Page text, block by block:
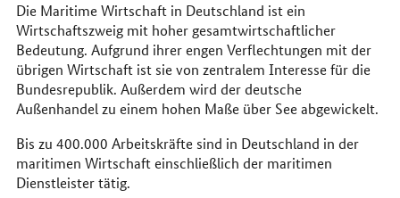
Die Maritime Wirtschaft in Deutschland ist ein
Wirtschaftszweig mit hoher gesamtwirtschaftlicher
Bedeutung. Aufgrund ihrer engen Verflechtungen mit der
übrigen Wirtschaft ist sie von zentralem Interesse für die
Bundesrepublik. Außerdem wird der deutsche
Außenhandel zu einem hohen Maße über See abgewickelt.
Bis zu 400.000 Arbeitskräfte sind in Deutschland in der
maritimen Wirtschaft einschließlich der maritimen
Dienstleister tätig.